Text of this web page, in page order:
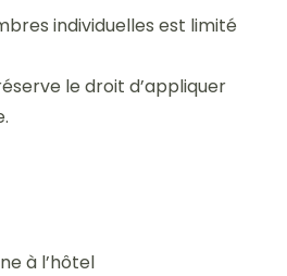
individuelles est limité
le droit d’appliquer
à l’hôtel